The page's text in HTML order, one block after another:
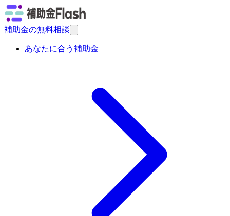
補助金の無料相談
あなたに合う補助金